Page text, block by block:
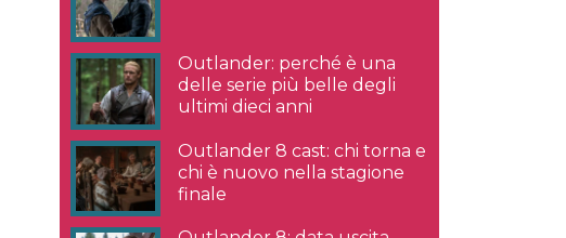
Outlander: perché è una
delle serie più belle degli
ultimi dieci anni
Outlander 8 cast: chi torna e
chi è nuovo nella stagione
finale